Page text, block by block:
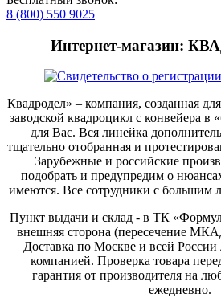
8 (800) 550 9025
Интернет-магазин:
Квадродел» – компания, созданная
заводской квадроцикл с конвейера
для Вас. Вся линейка
тщательно отобранная и
Зарубежные и российские
подобрать и предупредим о
имеются. Все сотрудники с большим
Пункт выдачи и склад - в ТК
внешняя сторона (пересечение
Доставка по Москве и всей
компанией. Проверка товара
гарантия от производителя на
ежедневно.